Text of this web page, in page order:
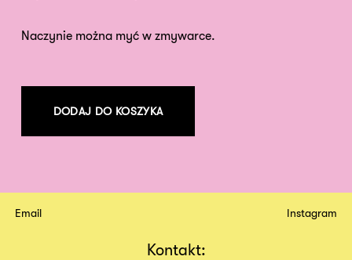
Naczynie można myć w zmywarce.
DODAJ DO KOSZYKA
Email Instagram
Kontakt: